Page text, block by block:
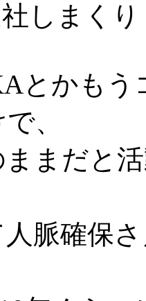
しまくり
とかも
、
まだと
脈確保